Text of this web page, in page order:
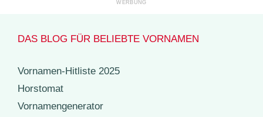
DAS BLOG FÜR BELIEBTE VORNAMEN
Vornamen-Hitliste 2025
Horstomat
Vornamengenerator